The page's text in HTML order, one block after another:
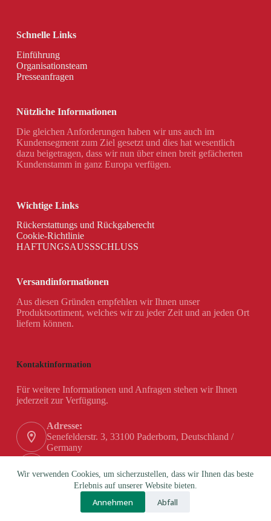
Wir verwenden Cookies, um sicherzustellen, dass wir Ihnen das beste
Erlebnis auf unserer Website bieten.
Annehmen Abfall
Schnelle Links
Einführung
Organisationsteam
Presseanfragen
Nützliche Informationen
Die gleichen Anforderungen haben wir uns auch im
Kundensegment zum Ziel gesetzt und dies hat wesentlich
dazu beigetragen, dass wir nun über einen breit gefächerten
Kundenstamm in ganz Europa verfügen.
Wichtige Links
Rückerstattungs und Rückgaberecht
Cookie-Richtlinie
HAFTUNGSAUSSSCHLUSS
Versandinformationen
Aus diesen Gründen empfehlen wir Ihnen unser
Produktsortiment, welches wir zu jeder Zeit und an jeden Ort
liefern können.
Kontaktinformation
Für weitere Informationen und Anfragen stehen wir Ihnen
jederzeit zur Verfügung.
Adresse:
Senefelderstr. 3, 33100 Paderborn, Deutschland /
Germany
+49 (0) 5251 / 180 84-0
info@hanex-gmbh.de